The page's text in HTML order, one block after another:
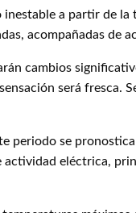
inestable a partir de
acompañadas de
cambios
será fresca.
periodo se
actividad eléctrica,